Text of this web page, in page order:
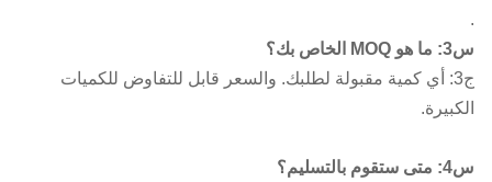
.
س3: ما هو MOQ الخاص بك؟
ج3: أي كمية مقبولة لطلبك. والسعر قابل للتفاوض للكميات
الكبيرة.
س4: متى ستقوم بالتسليم؟